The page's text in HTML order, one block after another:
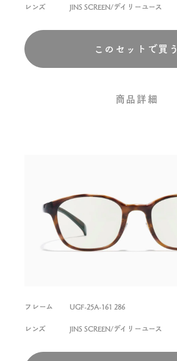
レンズ JINS SCREEN/デイリーユース
このセットで買う
商品詳細
フレーム UGF-25A-161 286
レンズ JINS SCREEN/デイリーユース